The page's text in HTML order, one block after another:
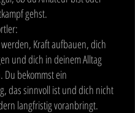
gehst.
Kraft aufbauen, dich
und dich in deinem Alltag
Du bekommst ein
das sinnvoll ist und dich nicht
langfristig voranbringt.